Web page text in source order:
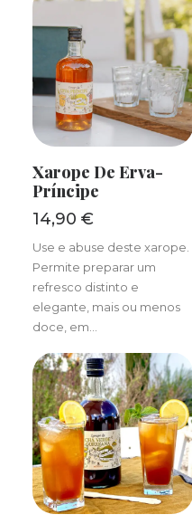
ADICIONAR
Xarope De Erva-
Príncipe
14,90 €
Use e abuse deste xarope.
Permite preparar um
refresco distinto e
elegante, mais ou menos
doce, em…